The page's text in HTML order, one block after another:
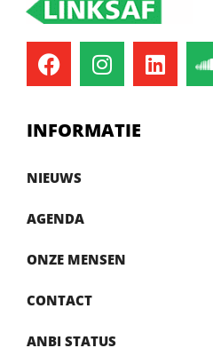
INFORMATIE
NIEUWS
AGENDA
ONZE MENSEN
CONTACT
ANBI STATUS